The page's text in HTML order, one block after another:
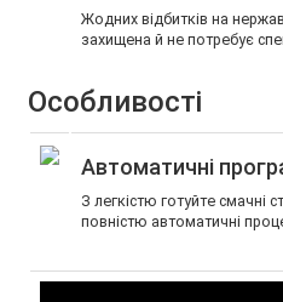
Жодних відбитків на
захищена й не потребує
Особливості
Автоматичні
З легкістю готуйте смачні
повністю автоматичні